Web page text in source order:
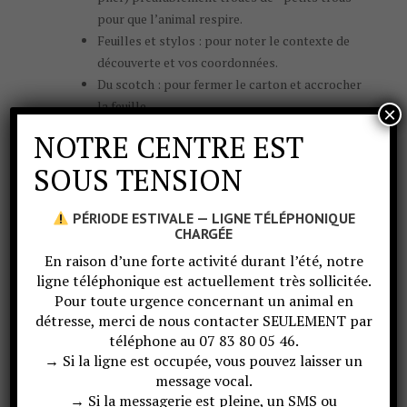
pour que l’animal respire.
Feuilles et stylos : pour noter le contexte de
découverte et vos coordonnées.
Du scotch : pour fermer le carton et accrocher
la feuille.
mettre une grande caisse (type gros chien) qui
sera adaptée à un renard, blaireau ou un
chevreuil par exemple.
Toute espèce : un drap / plaid qui ne s’effiloche
pas (risque d’étouffement selon l’animal) à
placer au fond. Pour les oiseaux, si vous n’avez
pas de tissu, vous pouvez mettre du papier
journal.
Garder sur vous le contact du centre de soins le
plus proche de chez vous.
Si vous trouvez l’animal pendantune balade :
NOTRE CENTRE EST
SOUS TENSION
PÉRIODE ESTIVALE — LIGNE TÉLÉPHONIQUE
CHARGÉE
En raison d’une forte activité durant l’été, notre
ligne téléphonique est actuellement très sollicitée.
Pour toute urgence concernant un animal en
détresse, merci de nous contacter SEULEMENT par
téléphone au 07 83 80 05 46.
→ Si la ligne est occupée, vous pouvez laisser un
message vocal.
→ Si la messagerie est pleine, un SMS ou
×